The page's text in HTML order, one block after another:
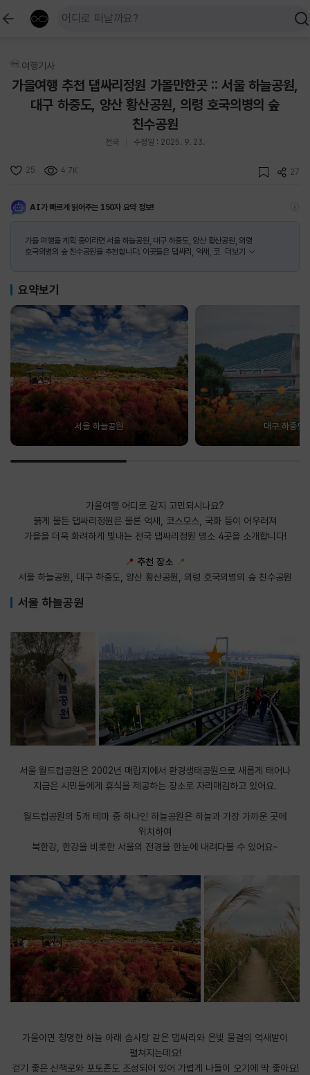
여행기사
가을여행 추천 댑싸리정원 가볼만한곳 :: 서울 하늘공원,
대구 하중도, 양산 황산공원, 의령 호국의병의 숲
친수공원
전국 수정일 : 2025. 9. 23.
25 4.7K 27
AI가 빠르게 읽어주는 150자 요약 정보!
가을 여행을 계획 중이라면 서울 하늘공원, 대구 하중도, 양산 황산공원, 의령
호국의병의 숲 친수공원을 추천합니다. 이곳들은 댑싸리, 억새, 코
더보기
요약보기
서울 하늘공원 대구 하중도
가을여행 어디로 갈지 고민되시나요?
붉게 물든 댑싸리정원은 물론 억새, 코스모스, 국화 등이 어우러져
가을을 더욱 화려하게 빛내는 전국 댑싸리정원 명소 4곳을 소개합니다!
📍 추천 장소 📍
서울 하늘공원, 대구 하중도, 양산 황산공원, 의령 호국의병의 숲 친수공원
서울 하늘공원
서울 월드컵공원은 2002년 매립지에서 환경생태공원으로 새롭게 태어나
지금은 시민들에게 휴식을 제공하는 장소로 자리매김하고 있어요.
월드컵공원의 5개 테마 중 하나인 하늘공원은 하늘과 가장 가까운 곳에
위치하여
북한강, 한강을 비롯한 서울의 전경을 한눈에 내려다볼 수 있어요~
가을이면 청명한 하늘 아래 솜사탕 같은 댑싸리와 은빛 물결의 억새밭이
펼쳐지는데요!
걷기 좋은 산책로와 포토존도 조성되어 있어 가볍게 나들이 오기에 딱 좋아요!